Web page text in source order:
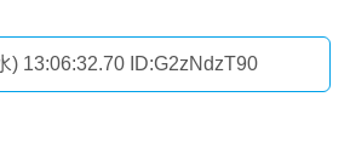
) 13:06:32.70 ID:G2zNdzT90